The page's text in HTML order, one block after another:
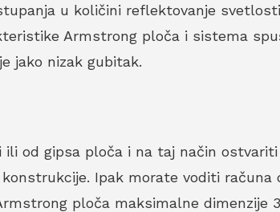
u količini reflektovanje
Armstrong ploča i sistema
jako nizak gubitak.
od gipsa ploča i na taj način ostvariti
Ipak morate voditi računa
ploča maksimalne dimenzije